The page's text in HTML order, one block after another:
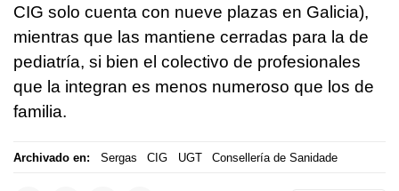
CIG solo cuenta con nueve plazas en Galicia),
mientras que las mantiene cerradas para la de
pediatría, si bien el colectivo de profesionales
que la integran es menos numeroso que los de
familia.
Archivado en: Sergas CIG UGT Consellería de Sanidade